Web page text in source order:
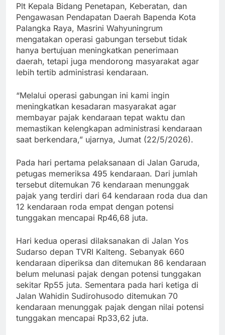
Plt Kepala Bidang Penetapan, Keberatan, dan
Pengawasan Pendapatan Daerah Bapenda Kota
Palangka Raya, Masrini Wahyuningrum
mengatakan operasi gabungan tersebut tidak
hanya bertujuan meningkatkan penerimaan
daerah, tetapi juga mendorong masyarakat agar
lebih tertib administrasi kendaraan.
“Melalui operasi gabungan ini kami ingin
meningkatkan kesadaran masyarakat agar
membayar pajak kendaraan tepat waktu dan
memastikan kelengkapan administrasi kendaraan
saat berkendara,” ujarnya, Jumat (22/5/2026).
Pada hari pertama pelaksanaan di Jalan Garuda,
petugas memeriksa 495 kendaraan. Dari jumlah
tersebut ditemukan 76 kendaraan menunggak
pajak yang terdiri dari 64 kendaraan roda dua dan
12 kendaraan roda empat dengan potensi
tunggakan mencapai Rp46,68 juta.
Hari kedua operasi dilaksanakan di Jalan Yos
Sudarso depan TVRI Kalteng. Sebanyak 660
kendaraan diperiksa dan ditemukan 86 kendaraan
belum melunasi pajak dengan potensi tunggakan
sekitar Rp55 juta. Sementara pada hari ketiga di
Jalan Wahidin Sudirohusodo ditemukan 70
kendaraan menunggak pajak dengan nilai potensi
tunggakan mencapai Rp33,62 juta.